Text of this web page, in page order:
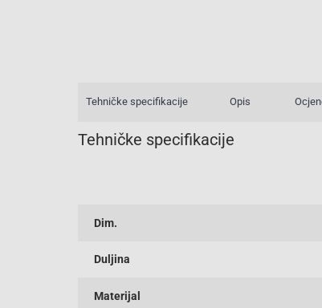
Tehničke specifikacije Opis
Tehničke specifikacije
Dim.
Duljina
Materijal